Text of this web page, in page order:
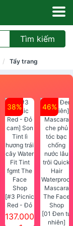
Tìm kiếm
Tẩy trang
38%
[#3 Picnic
Red - Đỏ
cam] Son
137.000
46%
[01 Đen tự
nhiên]